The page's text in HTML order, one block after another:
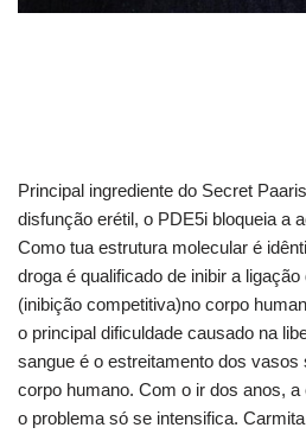
Principal ingrediente do Secret
disfunção erétil, o PDE5i bloqueia a
Como tua estrutura molecular é
droga é qualificado de inibir a
(inibição competitiva)no corpo
o principal dificuldade causado na
sangue é o estreitamento dos vasos
corpo humano. Com o ir dos anos,
o problema só se intensifica.